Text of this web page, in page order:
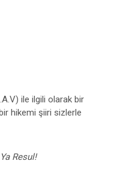
ile ilgili olarak bir
hikemi şiiri sizlerle
Resul!